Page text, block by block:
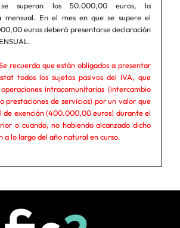
se superan los 50.000,00 euros, la
mensual. En el mes en que se supere el
euros deberá presentarse declaración
recuerda que están obligados a presentar
todos los sujetos pasivos del IVA, que
intracomunitarias (intercambio
prestaciones de servicios) por un valor que
de exención (400.000,00 euros) durante el
o cuando, no habiendo alcanzado dicho
a lo largo del año natural en curso.